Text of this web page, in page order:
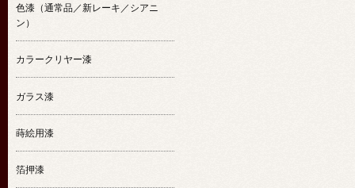
色漆（通常品／新レーキ／シアニ
ン）
カラークリヤー漆
ガラス漆
蒔絵用漆
箔押漆